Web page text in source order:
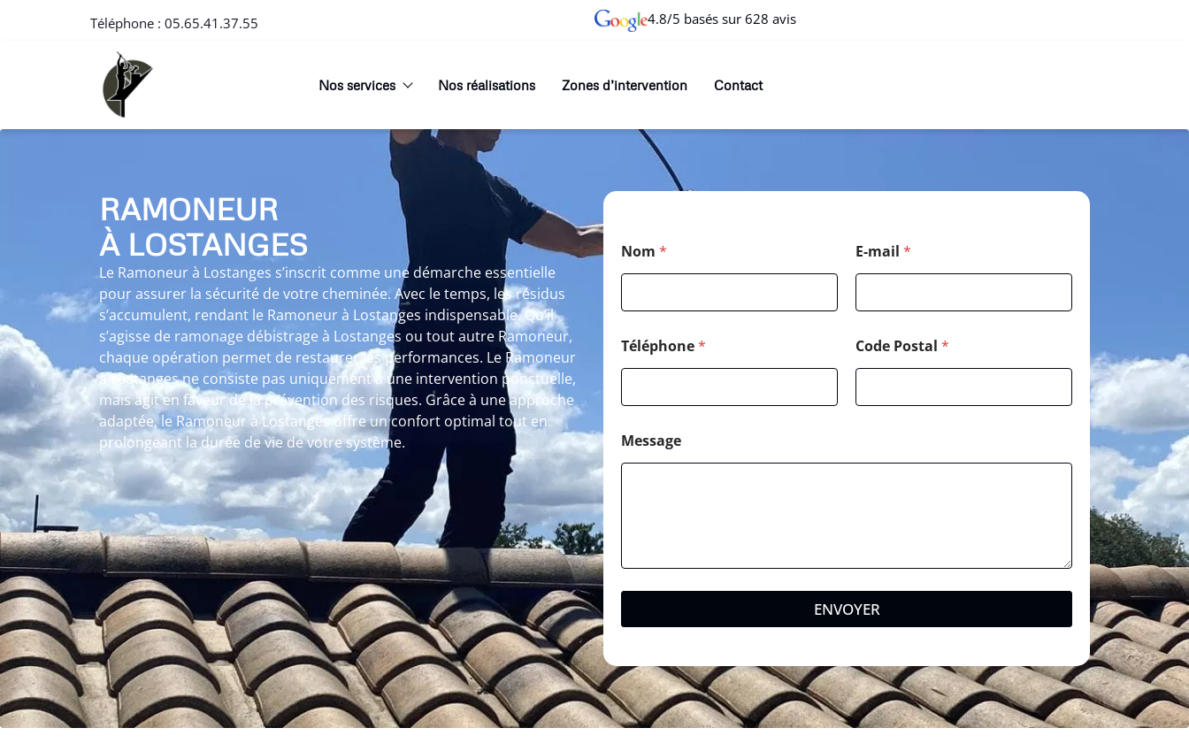
Téléphone : 05.65.41.37.55 4.8/5 basés sur 628 avis
Nos services Nos réalisations Zones d’intervention Contact
RAMONEUR
À LOSTANGES
Le Ramoneur à Lostanges s’inscrit comme une démarche essentielle
pour assurer la sécurité de votre cheminée. Avec le temps, les résidus
s’accumulent, rendant le Ramoneur à Lostanges indispensable. Qu’il
s’agisse de ramonage débistrage à Lostanges ou tout autre Ramoneur,
chaque opération permet de restaurer les performances. Le Ramoneur
à Lostanges ne consiste pas uniquement à une intervention ponctuelle,
mais agit en faveur de la prévention des risques. Grâce à une approche
adaptée, le Ramoneur à Lostanges offre un confort optimal tout en
prolongeant la durée de vie de votre système.
Nom * E-mail *
Téléphone* Code Postal *
Message
ENVOYER